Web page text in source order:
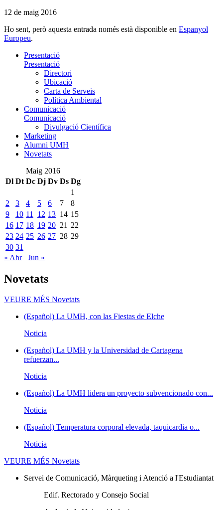
12 de maig 2016
Ho sent, però aquesta entrada només està disponible en Espanyol
Europeu.
Presentació
Presentació
Directori
Ubicació
Carta de Serveis
Política Ambiental
Comunicació
Comunicació
Divulgació Científica
Marketing
Alumni UMH
Novetats
Maig 2016
Dl Dt Dc Dj Dv Ds Dg
1
2
3 4 5 6 7
8
9
10 11 12 13 14 15
16 17 18 19 20 21 22
23 24 25 26 27 28 29
30 31
« Abr
Jun »
Novetats
VEURE MÉS Novetats
(Español) La UMH, con las Fiestas de Elche
Noticia
(Español) La UMH y la Universidad de Cartagena
refuerzan...
Noticia
(Español) La UMH lidera un proyecto subvencionado con...
Noticia
(Español) Temperatura corporal elevada, taquicardia o...
Noticia
VEURE MÉS Novetats
Servei de Comunicació, Màrqueting i Atenció a l'Estudiantat
Edif. Rectorado y Consejo Social